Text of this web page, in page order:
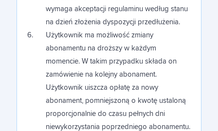
wymaga akceptacji regulaminu według stanu
na dzień złożenia dyspozycji przedłużenia.
Użytkownik ma możliwość zmiany
abonamentu na droższy w każdym
momencie. W takim przypadku składa on
zamówienie na kolejny abonament.
Użytkownik uiszcza opłatę za nowy
abonament, pomniejszoną o kwotę ustaloną
proporcjonalnie do czasu pełnych dni
niewykorzystania poprzedniego abonamentu.